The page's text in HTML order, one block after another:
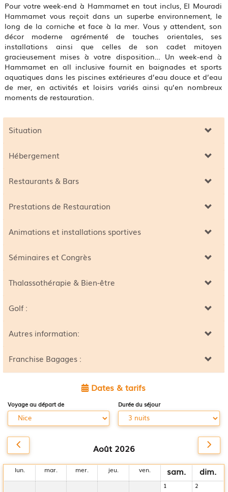
Pour votre week-end à Hammamet en tout inclus, El Mouradi
Hammamet vous reçoit dans un superbe environnement, le
long de la corniche et face à la mer. Vous y attendent, son
décor moderne agrémenté de touches orientales, ses
installations ainsi que celles de son cadet mitoyen
gracieusement mises à votre disposition… Un week-end à
Hammamet en all inclusive fournit en baignades et sports
aquatiques dans les piscines extérieures d’eau douce et d’eau
de mer, en activités et loisirs variés ainsi qu’en nombreux
moments de restauration.
Situation
Hébergement
Restaurants & Bars
Prestations de Restauration
Animations et installations sportives
Séminaires et Congrès
Thalassothérapie & Bien-être
Golf :
Autres information:
Franchise Bagages :
Dates & tarifs
Voyage au départ de Durée du séjour
Août 2026
lun. mar. mer. jeu. ven. sam. dim.
1 2